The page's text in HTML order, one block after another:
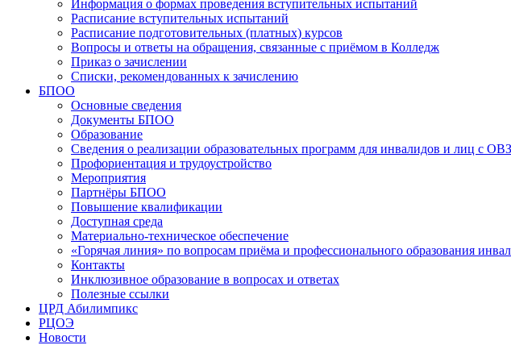
Информация о формах проведения вступительных испытаний
Расписание вступительных испытаний
Расписание подготовительных (платных) курсов
Вопросы и ответы на обращения, связанные с приёмом в Колледж
Приказ о зачислении
Списки, рекомендованных к зачислению
БПОО
Основные сведения
Документы БПОО
Образование
Сведения о реализации образовательных программ для инвалидов и лиц с
Профориентация и трудоустройство
Мероприятия
Партнёры БПОО
Повышение квалификации
Доступная среда
Материально-техническое обеспечение
«Горячая линия» по вопросам приёма и профессионального образования
Контакты
Инклюзивное образование в вопросах и ответах
Полезные ссылки
ЦРД Абилимпикс
РЦОЭ
Новости